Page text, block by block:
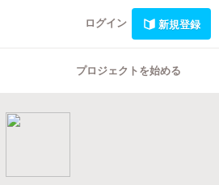
ログイン 新規登録
プロジェクトを始める